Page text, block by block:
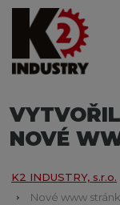
NOVÉ
K2 INDUSTRY, s.r.o.
Nové www